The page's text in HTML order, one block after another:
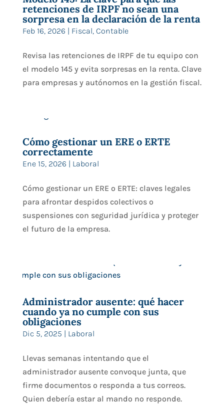
retenciones de IRPF no sean una
sorpresa en la declaración de la renta
Feb 16, 2026 | Fiscal, Contable
Revisa las retenciones de IRPF de tu equipo con
el modelo 145 y evita sorpresas en la renta. Clave
para empresas y autónomos en la gestión fiscal.
Cómo gestionar un ERE o ERTE
correctamente
Ene 15, 2026 | Laboral
Cómo gestionar un ERE o ERTE: claves legales
para afrontar despidos colectivos o
suspensiones con seguridad jurídica y proteger
el futuro de la empresa.
Administrador ausente: qué hacer
cuando ya no cumple con sus
obligaciones
Dic 5, 2025 | Laboral
Llevas semanas intentando que el
administrador ausente convoque junta, que
firme documentos o responda a tus correos.
Quien debería estar al mando no responde.